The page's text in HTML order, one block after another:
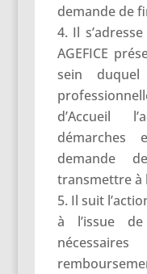
demande de
Il
AGEFICE
sein
d’Accueil
demande
transmettre à
Il suit
à l’issue